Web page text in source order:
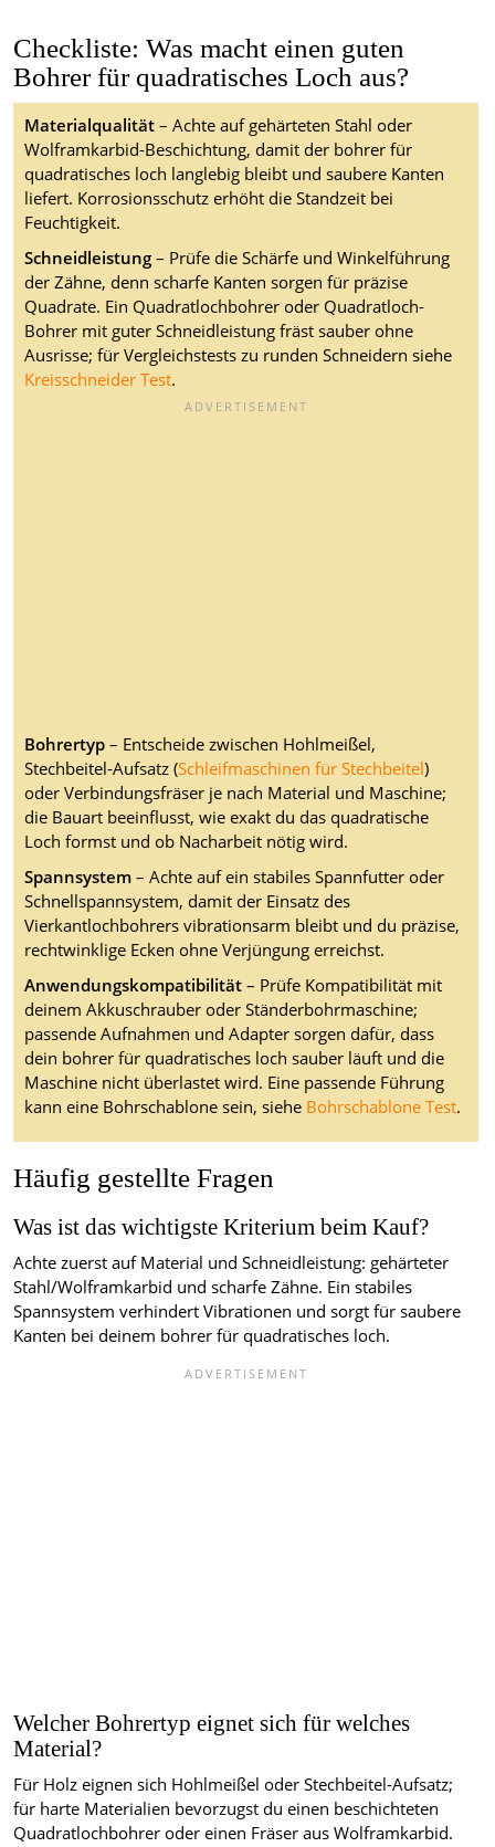
Checkliste: Was macht einen guten
Bohrer für quadratisches Loch aus?
Materialqualität– Achte auf gehärteten Stahl oder
Wolframkarbid-Beschichtung, damit der bohrer für
quadratisches loch langlebig bleibt und saubere Kanten
liefert. Korrosionsschutz erhöht die Standzeit bei
Feuchtigkeit.
Schneidleistung– Prüfe die Schärfe und Winkelführung
der Zähne, denn scharfe Kanten sorgen für präzise
Quadrate. Ein Quadratlochbohrer oder Quadratloch-
Bohrer mit guter Schneidleistung fräst sauber ohne
Ausrisse; für Vergleichstests zu runden Schneidern siehe
Kreisschneider Test.
Bohrertyp– Entscheide zwischen Hohlmeißel,
Stechbeitel-Aufsatz (Schleifmaschinen für Stechbeitel)
oder Verbindungsfräser je nach Material und Maschine;
die Bauart beeinflusst, wie exakt du das quadratische
Loch formst und ob Nacharbeit nötig wird.
Spannsystem– Achte auf ein stabiles Spannfutter oder
Schnellspannsystem, damit der Einsatz des
Vierkantlochbohrers vibrationsarm bleibt und du präzise,
rechtwinklige Ecken ohne Verjüngung erreichst.
Anwendungskompatibilität– Prüfe Kompatibilität mit
deinem Akkuschrauber oder Ständerbohrmaschine;
passende Aufnahmen und Adapter sorgen dafür, dass
dein bohrer für quadratisches loch sauber läuft und die
Maschine nicht überlastet wird. Eine passende Führung
kann eine Bohrschablone sein, siehe Bohrschablone Test.
Häufig gestellte Fragen
Was ist das wichtigste Kriterium beim Kauf?
Achte zuerst auf Material und Schneidleistung: gehärteter
Stahl/Wolframkarbid und scharfe Zähne. Ein stabiles
Spannsystem verhindert Vibrationen und sorgt für saubere
Kanten bei deinem bohrer für quadratisches loch.
Welcher Bohrertyp eignet sich für welches
Material?
Für Holz eignen sich Hohlmeißel oder Stechbeitel-Aufsatz;
für harte Materialien bevorzugst du einen beschichteten
Quadratlochbohrer oder einen Fräser aus Wolframkarbid.